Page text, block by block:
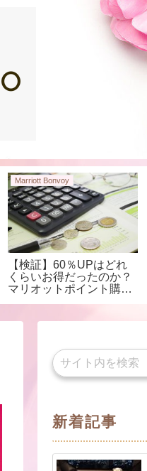
Marriott Bonvoy
【検証】60％UPはどれ
くらいお得だったのか？
マリオットポイント購入
新着記事